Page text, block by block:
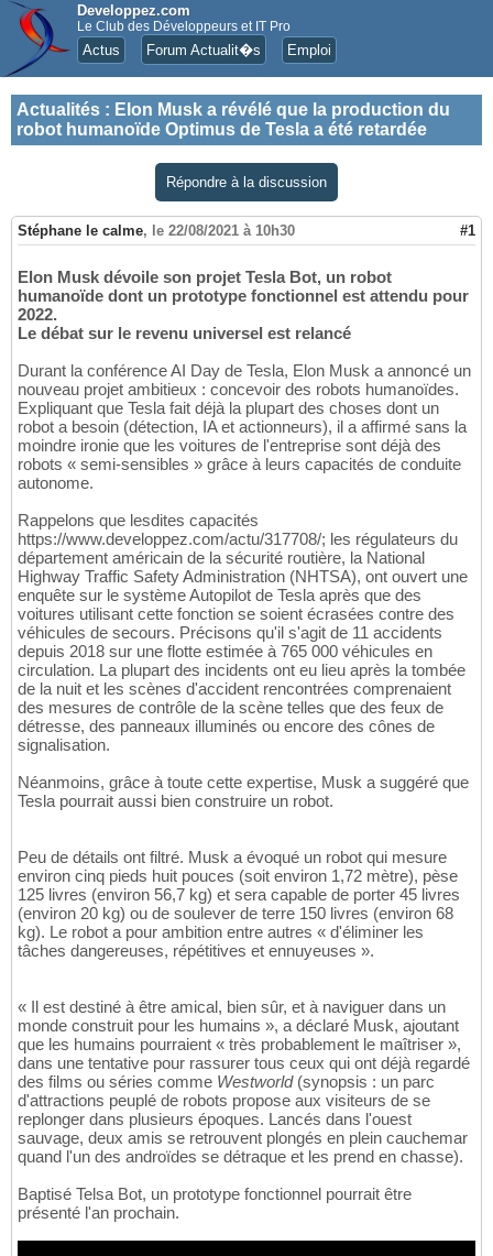
Developpez.com
Le Club des Développeurs et IT Pro
Actus Forum Actualit�s Emploi
Actualités : Elon Musk a révélé que la production du
robot humanoïde Optimus de Tesla a été retardée
Répondre à la discussion
Stéphane le calme, le 22/08/2021 à 10h30 #1
Elon Musk dévoile son projet Tesla Bot, un robot
humanoïde dont un prototype fonctionnel est attendu pour
2022.
Le débat sur le revenu universel est relancé
Durant la conférence AI Day de Tesla, Elon Musk a annoncé un
nouveau projet ambitieux : concevoir des robots humanoïdes.
Expliquant que Tesla fait déjà la plupart des choses dont un
robot a besoin (détection, IA et actionneurs), il a affirmé sans la
moindre ironie que les voitures de l'entreprise sont déjà des
robots « semi-sensibles » grâce à leurs capacités de conduite
autonome.
Rappelons que lesdites capacités
https://www.developpez.com/actu/317708/; les régulateurs du
département américain de la sécurité routière, la National
Highway Traffic Safety Administration (NHTSA), ont ouvert une
enquête sur le système Autopilot de Tesla après que des
voitures utilisant cette fonction se soient écrasées contre des
véhicules de secours. Précisons qu'il s'agit de 11 accidents
depuis 2018 sur une flotte estimée à 765 000 véhicules en
circulation. La plupart des incidents ont eu lieu après la tombée
de la nuit et les scènes d'accident rencontrées comprenaient
des mesures de contrôle de la scène telles que des feux de
détresse, des panneaux illuminés ou encore des cônes de
signalisation.
Néanmoins, grâce à toute cette expertise, Musk a suggéré que
Tesla pourrait aussi bien construire un robot.
Peu de détails ont filtré. Musk a évoqué un robot qui mesure
environ cinq pieds huit pouces (soit environ 1,72 mètre), pèse
125 livres (environ 56,7 kg) et sera capable de porter 45 livres
(environ 20 kg) ou de soulever de terre 150 livres (environ 68
kg). Le robot a pour ambition entre autres « d'éliminer les
tâches dangereuses, répétitives et ennuyeuses ».
« Il est destiné à être amical, bien sûr, et à naviguer dans un
monde construit pour les humains », a déclaré Musk, ajoutant
que les humains pourraient « très probablement le maîtriser »,
dans une tentative pour rassurer tous ceux qui ont déjà regardé
des films ou séries comme Westworld(synopsis : un parc
d'attractions peuplé de robots propose aux visiteurs de se
replonger dans plusieurs époques. Lancés dans l'ouest
sauvage, deux amis se retrouvent plongés en plein cauchemar
quand l'un des androïdes se détraque et les prend en chasse).
Baptisé Telsa Bot, un prototype fonctionnel pourrait être
présenté l'an prochain.